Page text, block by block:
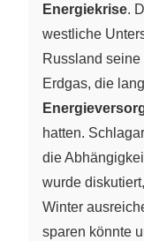
Energiekrise.
westliche
Russland
Erdgas, die
hatten.
die
wurde
Winter
sparen könnte